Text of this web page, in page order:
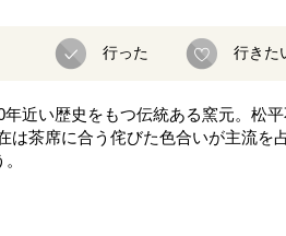
行った 行きた
近い歴史をもつ伝統ある窯元。松
は茶席に合う侘びた色合いが主流